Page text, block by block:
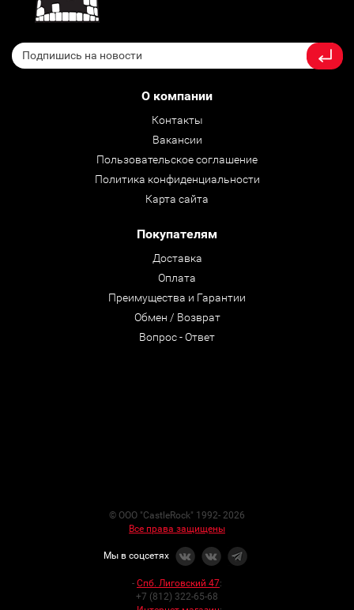
О компании
Контакты
Вакансии
Пользовательское соглашение
Политика конфиденциальности
Карта сайта
Покупателям
Доставка
Оплата
Преимущества и Гарантии
Обмен / Возврат
Вопрос - Ответ
© ООО "CastleRock" 1992- 2026
Все права защищены
Мы в соцсетях
- Спб. Лиговский 47:
+7 (812) 322-65-68